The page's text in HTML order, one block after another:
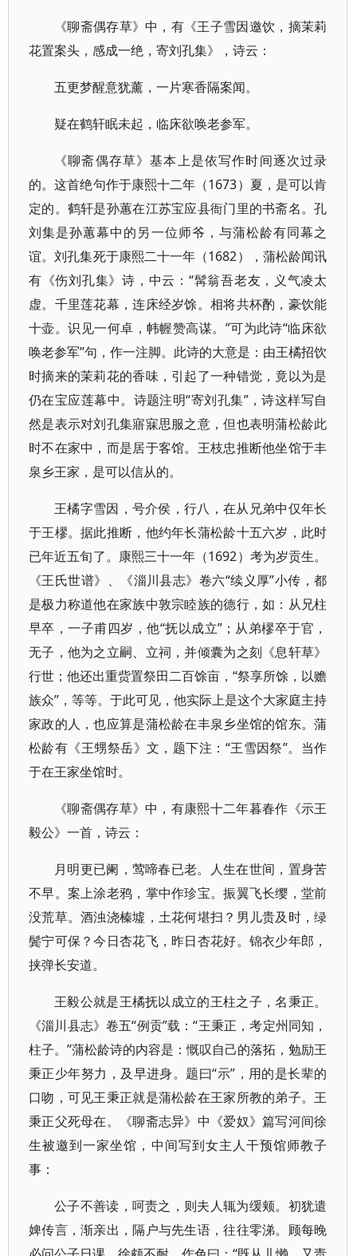
《聊斋偶存草》中，有《王子雪因邀饮，摘茉莉
花置案头，感成一绝，寄刘孔集》，诗云：
五更梦醒意犹薰，一片寒香隔案闻。
疑在鹤轩眠未起，临床欲唤老参军。
《聊斋偶存草》基本上是依写作时间逐次过录
的。这首绝句作于康熙十二年（1673）夏，是可以肯
定的。鹤轩是孙蕙在江苏宝应县衙门里的书斋名。孔
刘集是孙蕙幕中的另一位师爷，与蒲松龄有同幕之
谊。刘孔集死于康熙二十一年（1682），蒲松龄闻讯
有《伤刘孔集》诗，中云：“髯翁吾老友，义气凌太
虚。千里莲花幕，连床经岁馀。相将共杯酌，豪饮能
十壶。识见一何卓，帏幄赞高谋。”可为此诗“临床欲
唤老参军”句，作一注脚。此诗的大意是：由王橘招饮
时摘来的茉莉花的香味，引起了一种错觉，竟以为是
仍在宝应莲幕中。诗题注明“寄刘孔集”，诗这样写自
然是表示对刘孔集寤寐思服之意，但也表明蒲松龄此
时不在家中，而是居于客馆。王枝忠推断他坐馆于丰
泉乡王家，是可以信从的。
王橘字雪因，号介侯，行八，在从兄弟中仅年长
于王樛。据此推断，他约年长蒲松龄十五六岁，此时
已年近五旬了。康熙三十一年（1692）考为岁贡生。
《王氏世谱》、《淄川县志》卷六“续义厚”小传，都
是极力称道他在家族中敦宗睦族的德行，如：从兄柱
早卒，一子甫四岁，他“抚以成立”；从弟樛卒于官，
无子，他为之立嗣、立祠，并倾囊为之刻《息轩草》
行世；他还出重赀置祭田二百馀亩，“祭享所馀，以赡
族众”，等等。于此可见，他实际上是这个大家庭主持
家政的人，也应算是蒲松龄在丰泉乡坐馆的馆东。蒲
松龄有《王甥祭岳》文，题下注：“王雪因祭”。当作
于在王家坐馆时。
《聊斋偶存草》中，有康熙十二年暮春作《示王
毅公》一首，诗云：
月明更已阑，莺啼春已老。人生在世间，置身苦
不早。案上涂老鸦，掌中作珍宝。振翼飞长缨，堂前
没荒草。酒浊浇榛墟，土花何堪扫？男儿贵及时，绿
鬓宁可保？今日杏花飞，昨日杏花好。锦衣少年郎，
挟弹长安道。
王毅公就是王橘抚以成立的王柱之子，名秉正。
《淄川县志》卷五“例贡”载：“王秉正，考定州同知，
柱子。”蒲松龄诗的内容是：慨叹自己的落拓，勉励王
秉正少年努力，及早进身。题曰“示”，用的是长辈的
口吻，可见王秉正就是蒲松龄在王家所教的弟子。王
秉正父死母在。《聊斋志异》中《爱奴》篇写河间徐
生被邀到一家坐馆，中间写到女主人干预馆师教子
事：
公子不善读，呵责之，则夫人辄为缓颊。初犹遣
婢传言，渐亲出，隔户与先生语，往往零涕。顾每晚